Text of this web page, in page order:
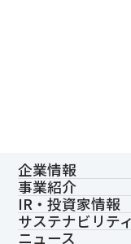
企業情報
事業紹介
IR・投資家情報
サステナビリティ
ニュース